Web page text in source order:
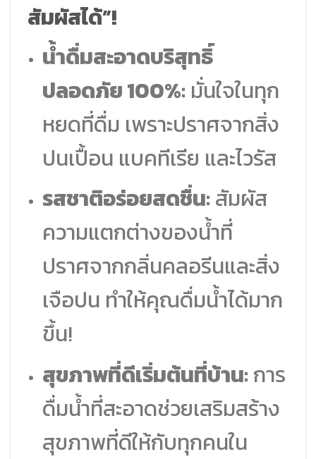
สัมผัสได้”!
น้ำดื่มสะอาดบริสุทธิ์
ปลอดภัย 100%: มั่นใจในทุก
หยดที่ดื่ม เพราะปราศจากสิ่ง
ปนเปื้อน แบคทีเรีย และไวรัส
รสชาติอร่อยสดชื่น: สัมผัส
ความแตกต่างของน้ำที่
ปราศจากกลิ่นคลอรีนและสิ่ง
เจือปน ทำให้คุณดื่มน้ำได้มาก
ขึ้น!
สุขภาพที่ดีเริ่มต้นที่บ้าน: การ
ดื่มน้ำที่สะอาดช่วยเสริมสร้าง
สุขภาพที่ดีให้กับทุกคนใน